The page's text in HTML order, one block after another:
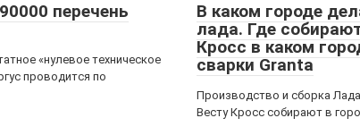
перечень
«нулевое техническое
проводится по
В каком городе
лада. Где
Кросс в каком
сварки Granta
Производство и сборка
Весту Кросс собирают в